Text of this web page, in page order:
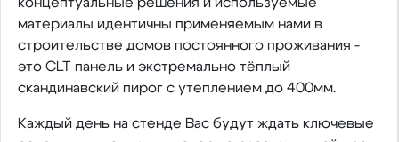
материалы идентичны применяемым нами в
строительстве домов постоянного проживания -
это CLT панель и экстремально тёплый
скандинавский пирог с утеплением до 400мм.
Каждый день на стенде Вас будут ждать ключевые